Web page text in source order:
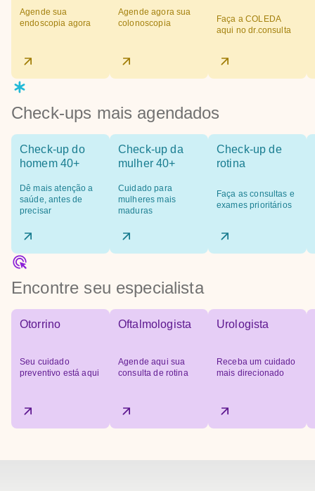
Agende sua
endoscopia agora
Agende agora sua
colonoscopia
Faça a COLEDA
aqui no dr.consulta
Check-ups mais agendados
Check-up do
homem 40+
Dê mais atenção a
saúde, antes de
precisar
Check-up da
mulher 40+
Cuidado para
mulheres mais
maduras
Check-up de
rotina
Faça as consultas e
exames prioritários
Encontre seu especialista
Otorrino
Seu cuidado
preventivo está aqui
Oftalmologista
Agende aqui sua
consulta de rotina
Urologista
Receba um cuidado
mais direcionado